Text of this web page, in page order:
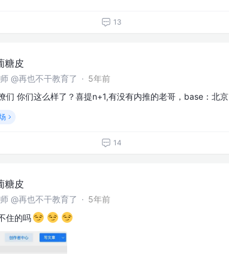
13
糖皮
@再也不干教育了 · 5年前
们 你们这么样了？喜提n+1,有没有内推的老哥，base：北京
14
糖皮
@再也不干教育了 · 5年前
住的吗